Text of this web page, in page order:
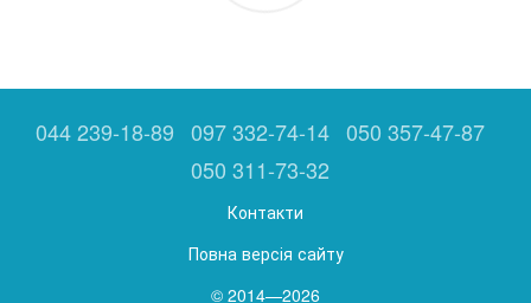
044 239-18-89 097 332-74-14 050 357-47-87
050 311-73-32
Контакти
Повна версія сайту
© 2014—2026